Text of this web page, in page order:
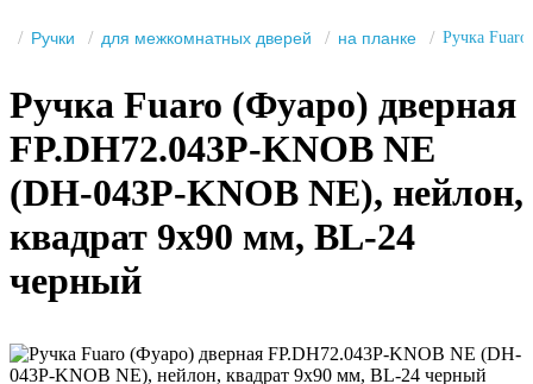
Ручки для межкомнатных дверей на планке Ручка
Ручка Fuaro (Фуаро) дверная
FP.DH72.043P-KNOB NE
(DH-043P-KNOB NE), нейлон,
квадрат 9x90 мм, BL-24
черный